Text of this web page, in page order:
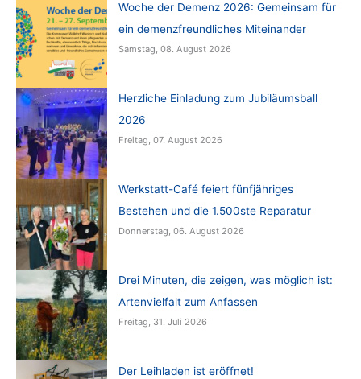
Woche der Demenz 2026: Gemeinsam für
ein demenzfreundliches Miteinander
Samstag, 08. August 2026
Herzliche Einladung zum Jubiläumsball
2026
Freitag, 07. August 2026
Werkstatt-Café feiert fünfjähriges
Bestehen und die 1.500ste Reparatur
Donnerstag, 06. August 2026
Drei Minuten, die zeigen, was möglich ist:
Artenvielfalt zum Anfassen
Freitag, 31. Juli 2026
Der Leihladen ist eröffnet!